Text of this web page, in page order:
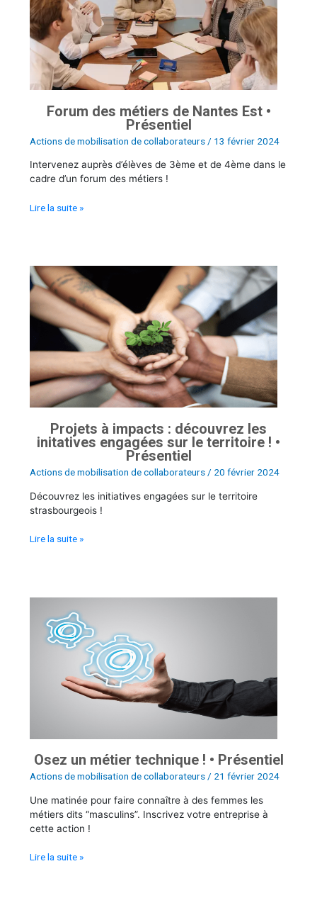
Forum des métiers de Nantes Est •
Présentiel
Actions de mobilisation de collaborateurs / 13 février 2024
Intervenez auprès d’élèves de 3ème et de 4ème dans le
cadre d’un forum des métiers !
Nantes
Est
•
Présentiel
Lire la suite »
Projets à impacts : découvrez les
initatives engagées sur le territoire ! •
Présentiel
Actions de mobilisation de collaborateurs / 20 février 2024
Découvrez les initiatives engagées sur le territoire
strasbourgeois !
Projets
à
impacts
:
découvrez
engagées
sur
le
Lire la suite »
Osez un métier technique ! • Présentiel
Actions de mobilisation de collaborateurs / 21 février 2024
Une matinée pour faire connaître à des femmes les
métiers dits “masculins”. Inscrivez votre entreprise à
cette action !
métier
technique
Présentiel
Lire la suite »